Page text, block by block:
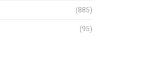
(885)
(95)